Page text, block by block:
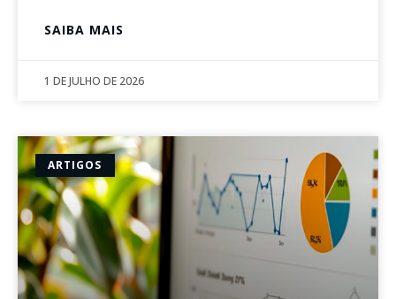
SAIBA MAIS
1 DE JULHO DE 2026
ARTIGOS